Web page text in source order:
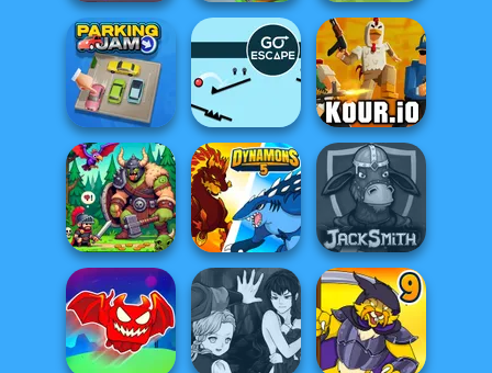
Giant Rush! Train Miner Survev.io
Parking Jam Go Escape Kour.io
Dragon Hunter Dynamons 5 Jacksmith